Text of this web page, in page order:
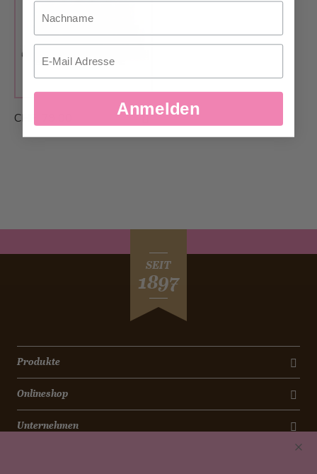
CHF 79.00
SEIT
1897
Produkte
Onlineshop
Unternehmen
Nachname
Anmelden